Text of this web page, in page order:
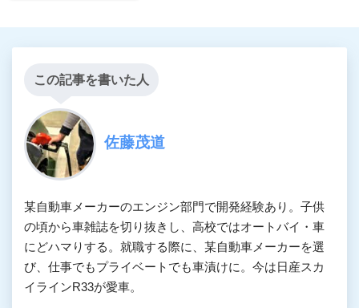
この記事を書いた人
佐藤茂道
某自動車メーカーのエンジン部門で開発経験あり。子供
の頃から車雑誌を切り抜きし、高校ではオートバイ・車
にどハマりする。就職する際に、某自動車メーカーを選
び、仕事でもプライベートでも車漬けに。今は日産スカ
イラインR33が愛車。